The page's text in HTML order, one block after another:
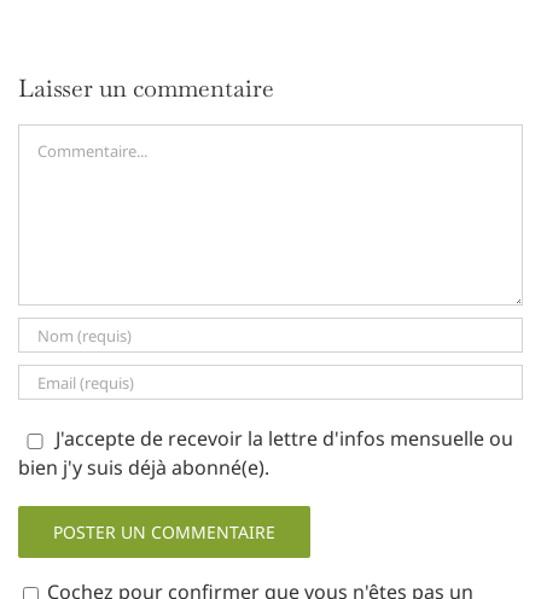
Laisser un commentaire
Commentaire
J'accepte de recevoir la lettre d'infos mensuelle ou
bien j'y suis déjà abonné(e).
Cochez pour confirmer que vous n'êtes pas un